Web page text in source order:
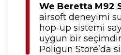
We Beretta M92
airsoft deneyimi
hop-up sistemi
uygun bir
Poligun Store’da